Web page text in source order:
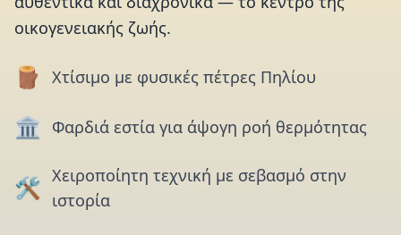
οικογενειακής ζωής.
🪵 Χτίσιμο με φυσικές πέτρες Πηλίου
🏛️ Φαρδιά εστία για άψογη ροή θερμότητας
🛠️ Χειροποίητη τεχνική με σεβασμό στην
ιστορία